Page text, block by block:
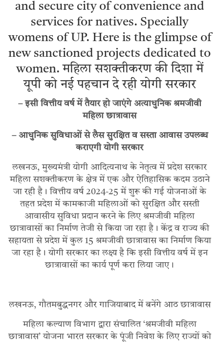
and secure city of convenience and
services for natives. Specially
womens of UP. Here is the glimpse of
new sanctioned projects dedicated to
women. महिला सशक्तीकरण की दिशा में
यूपी को नई पहचान दे रही योगी सरकार
– इसी वित्तीय वर्ष में तैयार हो जाएंगे अत्याधुनिक श्रमजीवी
महिला छात्रावास
– आधुनिक सुविधाओं से लैस सुरक्षित व सस्ता आवास उपलब्ध
कराएगी योगी सरकार
लखनऊ, मुख्यमंत्री योगी आदित्यनाथ के नेतृत्व में प्रदेश सरकार
महिला सशक्तीकरण के क्षेत्र में एक और ऐतिहासिक कदम उठाने
जा रही है। वित्तीय वर्ष 2024-25 में शुरू की गई योजनाओं के
तहत प्रदेश में कामकाजी महिलाओं को सुरक्षित और सस्ती
आवासीय सुविधा प्रदान करने के लिए श्रमजीवी महिला
छात्रावासों का निर्माण तेजी से किया जा रहा है। केंद्र व राज्य की
सहायता से प्रदेश में कुल 15 श्रमजीवी छात्रावास का निर्माण किया
जा रहा है। योगी सरकार का लक्ष्य है कि इसी वित्तीय वर्ष में इन
छात्रावासों का कार्य पूर्ण करा लिया जाए।
लखनऊ, गौतमबुद्धनगर और गाजियाबाद में बनेंगे आठ छात्रावास
महिला कल्याण विभाग द्वारा संचालित ‘श्रमजीवी महिला
छात्रावास’ योजना भारत सरकार के पूंजी निवेश के लिए राज्यों को